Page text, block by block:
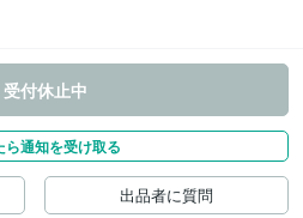
受付休止中
ら通知を受け取る
出品者に質問